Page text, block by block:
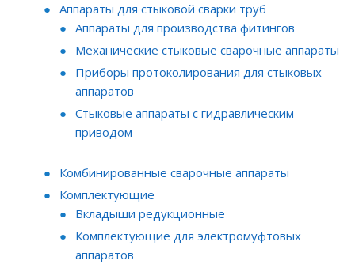
Аппараты для стыковой сварки труб
Аппараты для производства фитингов
Механические стыковые сварочные аппараты
Приборы протоколирования для стыковых
аппаратов
Стыковые аппараты с гидравлическим
приводом
Комбинированные сварочные аппараты
Комплектующие
Вкладыши редукционные
Комплектующие для электромуфтовых
аппаратов